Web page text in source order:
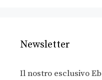
Newsletter
Il nostro esclusivo